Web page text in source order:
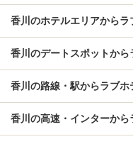
香川のホテルエリアからラ
香川のデートスポットから
香川の路線・駅からラブホ
香川の高速・インターから